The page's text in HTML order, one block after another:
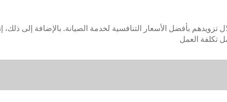
تزويدهم بأفضل الأسعار التنافسية لخدمة الصيانة. بالإضافة إلى
تكلفة العمل